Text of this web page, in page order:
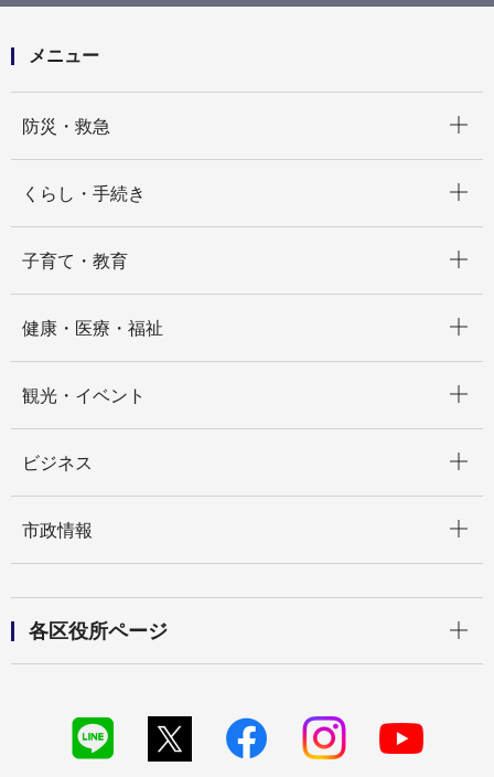
メニュー
防災・救急
くらし・手続き
子育て・教育
健康・医療・福祉
観光・イベント
ビジネス
市政情報
各区役所ページ